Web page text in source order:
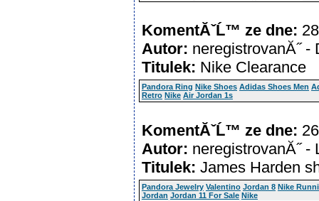
KomentĂˇĹ™ ze dne:
Autor: neregistrovanĂ˝
Titulek: Nike Clearance
Pandora Ring Nike Shoes Adidas Shoes Men
Retro Nike Air Jordan 1s
KomentĂˇĹ™ ze dne:
Autor: neregistrovanĂ˝
Titulek: James Harden
Pandora Jewelry Valentino Jordan 8 Nike
Jordan Jordan 11 For Sale Nike